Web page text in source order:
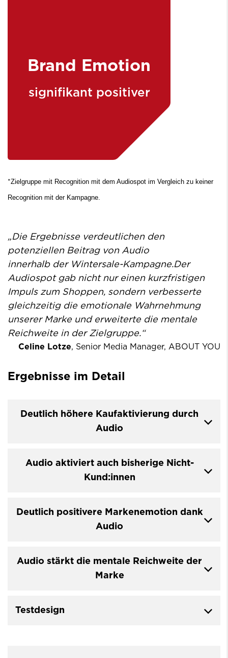
Brand Emotion
signifikant positiver
*Zielgruppe mit Recognition mit dem Audiospot im Vergleich zu keiner
Recognition mit der Kampagne.
„Die Ergebnisse verdeutlichen den
potenziellen Beitrag von Audio
innerhalb der Wintersale-Kampagne.Der
Audiospot gab nicht nur einen kurzfristigen
Impuls zum Shoppen, sondern verbesserte
gleichzeitig die emotionale Wahrnehmung
unserer Marke und erweiterte die mentale
Reichweite in der Zielgruppe.“
Celine Lotze, Senior Media Manager, ABOUT YOU
Ergebnisse im Detail
Deutlich höhere Kaufaktivierung durch
Audio
Audio aktiviert auch bisherige Nicht-
Kund:innen
Deutlich positivere Markenemotion dank
Audio
Audio stärkt die mentale Reichweite der
Marke
Testdesign